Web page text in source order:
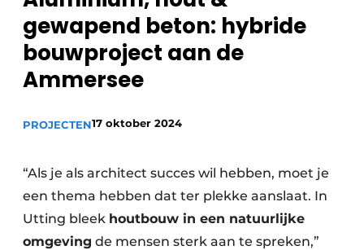
gewapend beton: hybride
bouwproject aan de
Ammersee
PROJECTEN17 oktober 2024
“Als je als architect succes wil hebben, moet je
een thema hebben dat ter plekke aanslaat. In
Utting bleek houtbouw in een natuurlijke
omgeving de mensen sterk aan te spreken,”